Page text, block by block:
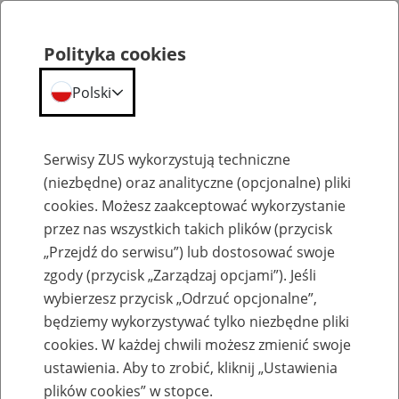
Emerytury
Baza zlikwidowanych lub
przekształconych zakładów pracy
Polityka cookies
Polski
Serwisy ZUS wykorzystują techniczne
(niezbędne) oraz analityczne (opcjonalne) pliki
cookies. Możesz zaakceptować wykorzystanie
przez nas wszystkich takich plików (przycisk
„Przejdź do serwisu”) lub dostosować swoje
zgody (przycisk „Zarządzaj opcjami”). Jeśli
wybierzesz przycisk „Odrzuć opcjonalne”,
będziemy wykorzystywać tylko niezbędne pliki
cookies. W każdej chwili możesz zmienić swoje
ustawienia. Aby to zrobić, kliknij „Ustawienia
plików cookies” w stopce.